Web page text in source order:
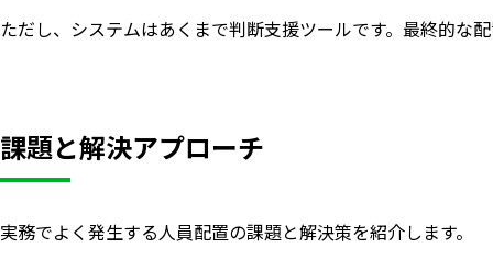
ただし、システムはあくまで判断支援ツールです。最終的な
課題と解決アプローチ
実務でよく発生する人員配置の課題と解決策を紹介します。